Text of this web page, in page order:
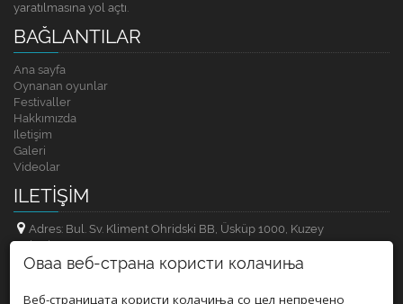
yaratılmasına yol açtı.
BAĞLANTILAR
Ana sayfa
Oynanan oyunlar
Festivaller
Hakkımızda
Iletişim
Galeri
Videolar
ILETIŞIM
Adres: Bul. Sv. Kliment Ohridski BB, Üsküp 1000, Kuzey
Makedonya
Оваа веб-страна користи колачиња
Веб-страницата користи колачиња со цел непречено